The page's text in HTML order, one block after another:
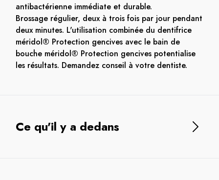
antibactérienne immédiate et durable.
Brossage régulier, deux à trois fois par jour pendant
deux minutes. L'utilisation combinée du dentifrice
méridol® Protection gencives avec le bain de
bouche méridol® Protection gencives potentialise
les résultats. Demandez conseil à votre dentiste.
Ce qu'il y a dedans